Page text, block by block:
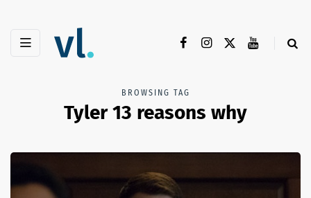
BROWSING TAG
Tyler 13 reasons why